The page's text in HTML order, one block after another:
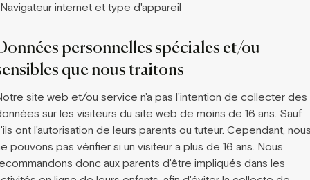
internet et type d'appareil
personnelles spéciales et/ou
que nous traitons
site web et/ou service n'a pas l'intention de collecter des
sur les visiteurs du site web de moins de 16 ans. Sauf
ont l'autorisation de leurs parents ou tuteur. Cependant,
pouvons pas vérifier si un visiteur a plus de 16 ans. Nous
donc aux parents d'être impliqués dans les